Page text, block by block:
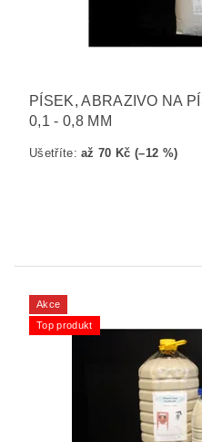
PÍSEK, ABRAZIVO NA
0,1 - 0,8 MM
Ušetříte:až 70 Kč (–12 %)
Akce
Top produkt